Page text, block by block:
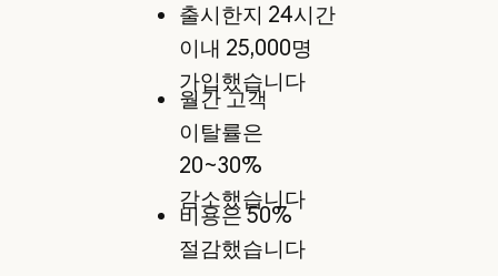
출시한지 24시간
이내 25,000명
가입했습니다
월간 고객
이탈률은
20~30%
감소했습니다
비용은 50%
절감했습니다